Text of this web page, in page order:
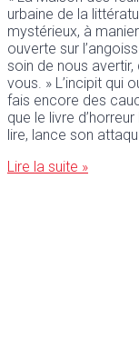
urbaine de la
mystérieux, à
ouverte sur
soin de nous avertir,
vous. » L’incipit qui
fais encore des
que le livre
lire, lance son
Lire la suite »